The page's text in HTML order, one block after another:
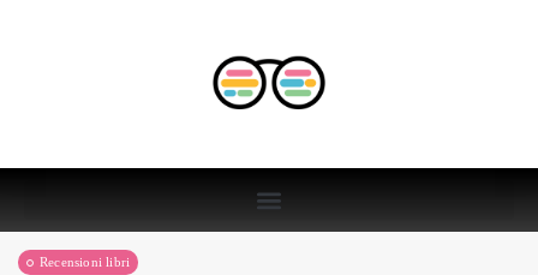
Recensioni libri